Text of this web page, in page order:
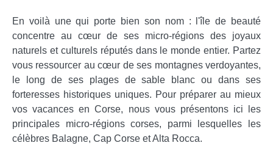
En voilà une qui porte bien son nom : l'île de beauté
concentre au cœur de ses micro-régions des joyaux
naturels et culturels réputés dans le monde entier. Partez
vous ressourcer au cœur de ses montagnes verdoyantes,
le long de ses plages de sable blanc ou dans ses
forteresses historiques uniques. Pour préparer au mieux
vos vacances en Corse, nous vous présentons ici les
principales micro-régions corses, parmi lesquelles les
célèbres Balagne, Cap Corse et Alta Rocca.